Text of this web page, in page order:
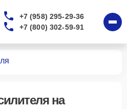
+7 (958) 295-29-36
+7 (800) 302-59-91
на